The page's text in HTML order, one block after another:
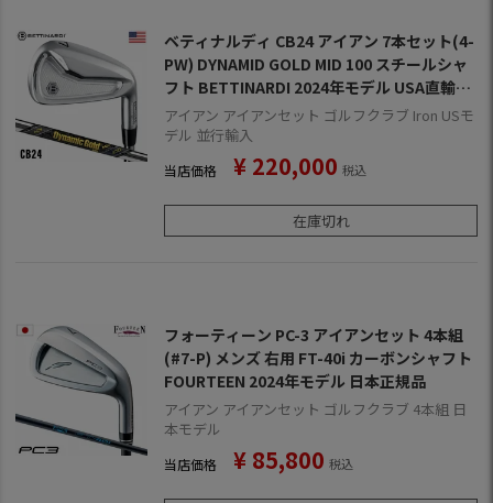
ベティナルディ CB24 アイアン 7本セット(4-
PW) DYNAMID GOLD MID 100 スチールシャ
フト BETTINARDI 2024年モデル USA直輸入
品
アイアン アイアンセット ゴルフクラブ Iron USモ
デル 並行輸入
当店価格 ¥ 220,000 税込
在庫切れ
フォーティーン PC-3 アイアンセット 4本組
(#7-P) メンズ 右用 FT-40i カーボンシャフト
FOURTEEN 2024年モデル 日本正規品
アイアン アイアンセット ゴルフクラブ 4本組 日
本モデル
当店価格 ¥ 85,800 税込